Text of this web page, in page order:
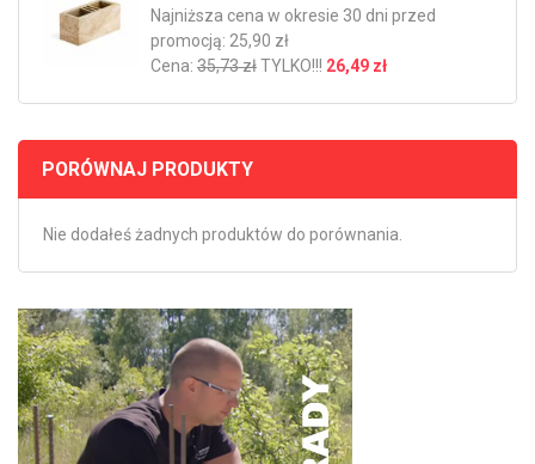
Najniższa cena w okresie 30 dni przed
promocją: 25,90 zł
Cena: 35,73 złTYLKO!!! 26,49 zł
PORÓWNAJ PRODUKTY
Nie dodałeś żadnych produktów do porównania.